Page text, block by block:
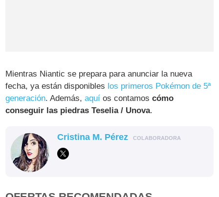
Mientras Niantic se prepara para anunciar la nueva
fecha, ya están disponibles los primeros Pokémon de 5ª
generación. Además,aquí os contamoscómo
conseguir las piedras Teselia / Unova.
Cristina M. Pérez COLABORADORA